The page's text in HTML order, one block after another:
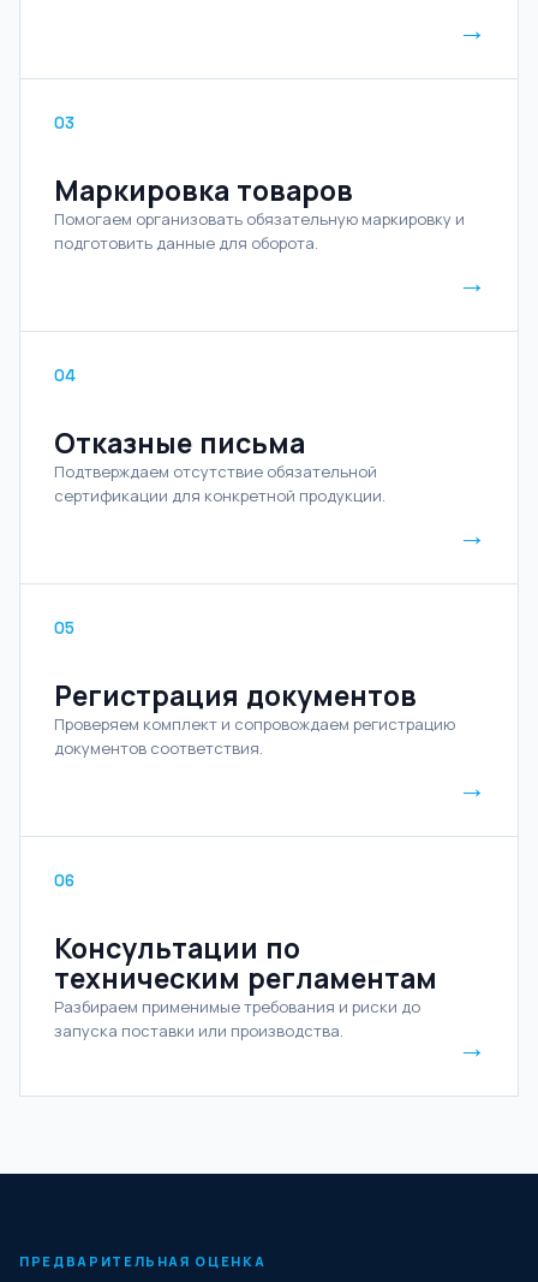
→
03
Маркировка товаров
Помогаем организовать обязательную маркировку и
подготовить данные для оборота.
→
04
Отказные письма
Подтверждаем отсутствие обязательной
сертификации для конкретной продукции.
→
05
Регистрация документов
Проверяем комплект и сопровождаем регистрацию
документов соответствия.
→
06
Консультации по
техническим регламентам
Разбираем применимые требования и риски до
запуска поставки или производства.
→
ПРЕДВАРИТЕЛЬНАЯ ОЦЕНКА